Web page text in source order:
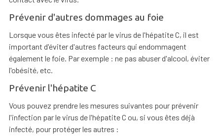
Prévenir d'autres dommages au foie
Lorsque vous êtes infecté par le virus de l'hépatite C, il est
important d'éviter d'autres facteurs qui endommagent
également le foie. Par exemple : ne pas abuser d'alcool, éviter
l'obésité, etc.
Prévenir l'hépatite C
Vous pouvez prendre les mesures suivantes pour prévenir
l'infection par le virus de l'hépatite C ou, si vous êtes déjà
infecté, pour protéger les autres :